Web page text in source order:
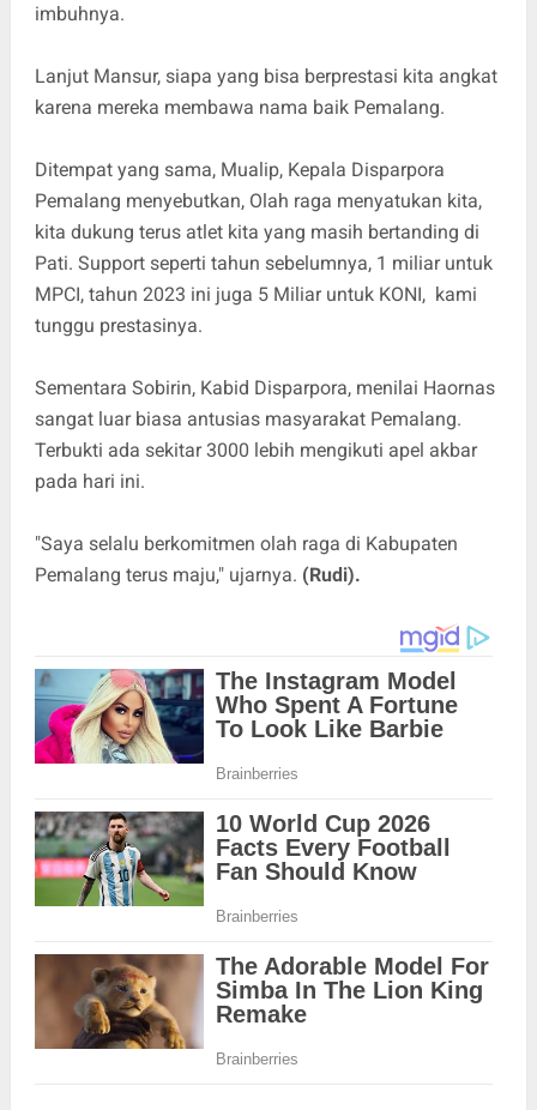
imbuhnya.
Lanjut Mansur, siapa yang bisa berprestasi kita angkat
karena mereka membawa nama baik Pemalang.
Ditempat yang sama, Mualip, Kepala Disparpora
Pemalang menyebutkan, Olah raga menyatukan kita,
kita dukung terus atlet kita yang masih bertanding di
Pati. Support seperti tahun sebelumnya, 1 miliar untuk
MPCI, tahun 2023 ini juga 5 Miliar untuk KONI, kami
tunggu prestasinya.
Sementara Sobirin, Kabid Disparpora, menilai Haornas
sangat luar biasa antusias masyarakat Pemalang.
Terbukti ada sekitar 3000 lebih mengikuti apel akbar
pada hari ini.
"Saya selalu berkomitmen olah raga di Kabupaten
Pemalang terus maju," ujarnya. (Rudi).